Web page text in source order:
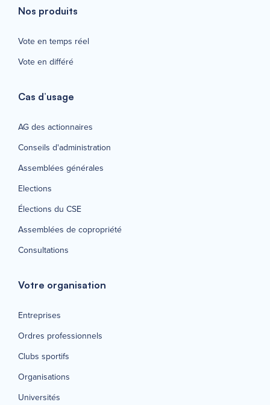
Nos produits
Vote en temps réel
Vote en différé
Cas d’usage
AG des actionnaires
Conseils d'administration
Assemblées générales
Elections
Élections du CSE
Assemblées de copropriété
Consultations
Votre organisation
Entreprises
Ordres professionnels
Clubs sportifs
Organisations
Universités